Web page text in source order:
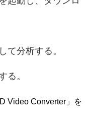
て分析する。
る。
Video Converter」を